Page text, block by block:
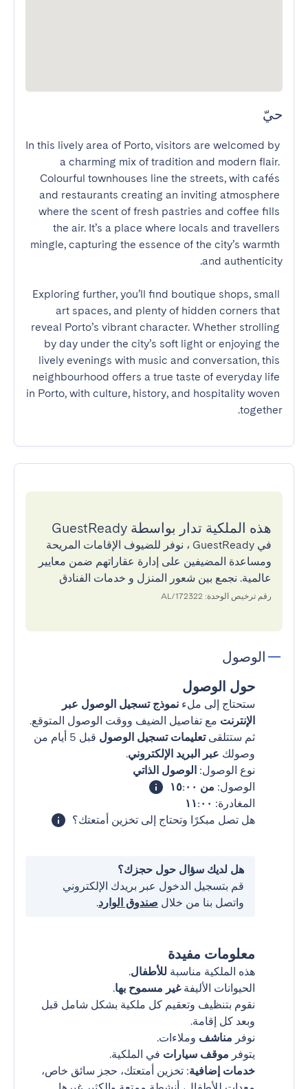
حيّ
In this lively area of Porto, visitors are welcomed by
a charming mix of tradition and modern flair.
Colourful townhouses line the streets, with cafés
and restaurants creating an inviting atmosphere
where the scent of fresh pastries and coffee fills
the air. It’s a place where locals and travellers
mingle, capturing the essence of the city’s warmth
Exploring further, you’ll find boutique shops, small
art spaces, and plenty of hidden corners that
reveal Porto’s vibrant character. Whether strolling
by day under the city’s soft light or enjoying the
lively evenings with music and conversation, this
neighbourhood offers a true taste of everyday life
in Porto, with culture, history, and hospitality woven
together.
هذه الملكية تدار بواسطة GuestReady
في GuestReady ، نوفر للضيوف الإقامات المريحة
ومساعدة المضيفين على إدارة عقاراتهم ضمن معايير
عالمية. نجمع بين شعور المنزل و خدمات الفنادق
رقم ترخيص الوحدة: 172322/AL
الوصول
حول الوصول
ستحتاج إلى ملء نموذج تسجيل الوصول عبر
الإنترنت مع تفاصيل الضيف ووقت الوصول المتوقع.
ثم ستتلقىتعليمات تسجيل الوصول
قبل 5 أيام من
وصولك عبر البريد الإلكتروني.
نوع الوصول: الوصول الذاتي
الوصول: من ١٥:٠٠
المغادرة: ١١:٠٠
هل تصل مبكرًا وتحتاج إلى تخزين أمتعتك؟
هل لديك سؤال حول حجزك؟
قم بتسجيل الدخول عبر بريدك الإلكتروني
واتصل بنا من خلال صندوق الوارد.
معلومات مفيدة
هذه الملكية مناسبة للأطفال.
الحيوانات الأليفةغير مسموح بها.
نقوم بتنظيف وتعقيم كل ملكية بشكل شامل قبل
وبعد كل إقامة.
نوفر مناشف وملاءات.
يتوفر موقف سيارات في الملكية.
خدمات إضافية: تخزين أمتعتك، حجز سائق خاص،